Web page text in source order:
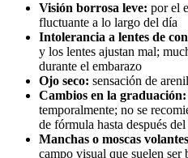
Visión borrosa leve: por el
fluctuante a lo largo del día
Intolerancia a lentes de
y los lentes ajustan mal;
durante el embarazo
Ojo seco: sensación de
Cambios en la graduación:
temporalmente; no se
de fórmula hasta después
Manchas o moscas
campo visual que suelen ser